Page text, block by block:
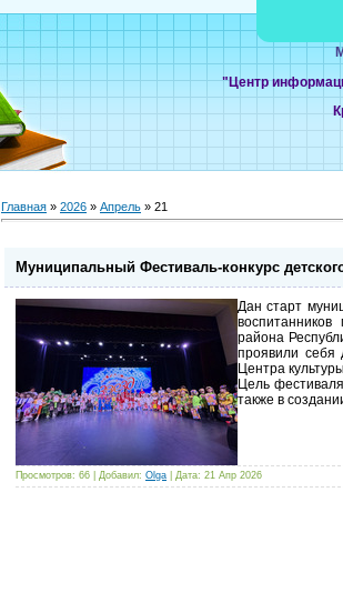
"Центр
Главная » 2026 » Апрель » 21
Муниципальный Фестиваль-конкурс
Дан старт
района
проявили себя
Центра
Цель
также в
Просмотров: 66 Добавил: Olga Дата: 21 Апр 2026